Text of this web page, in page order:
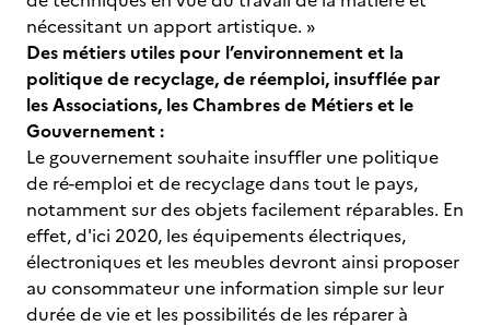
nécessitant un apport artistique. »
Des métiers utiles pour l’environnement et la
politique de recyclage, de réemploi, insufflée par
les Associations, les Chambres de Métiers et le
Gouvernement :
Le gouvernement souhaite insuffler une politique
de ré-emploi et de recyclage dans tout le pays,
notamment sur des objets facilement réparables. En
effet, d'ici 2020, les équipements électriques,
électroniques et les meubles devront ainsi proposer
au consommateur une information simple sur leur
durée de vie et les possibilités de les réparer à